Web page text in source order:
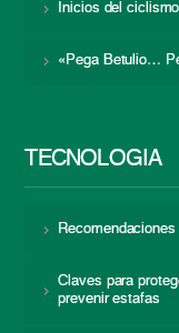
Inicios del
«Pega Betulio…
TECNOLOGÍA
Claves para
prevenir estafas